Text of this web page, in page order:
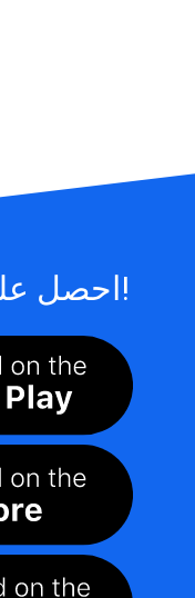
احصل على هذا التطبيق الآن!